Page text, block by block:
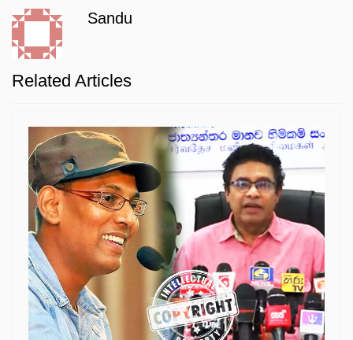
Sandu
Related Articles